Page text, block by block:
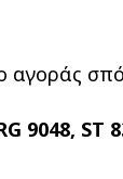
αγοράς
ST